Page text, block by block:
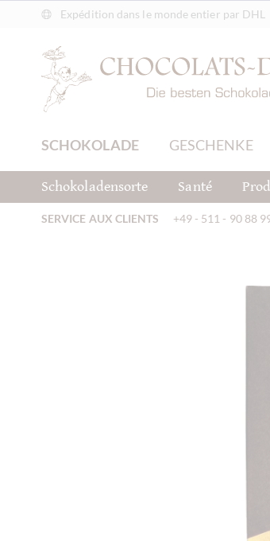
Expédition dans le monde entier par DHL
SCHOKOLADE GESCHENKE
Schokoladensorte Santé
SERVICE AUX CLIENTS +49 - 511 - 90 88